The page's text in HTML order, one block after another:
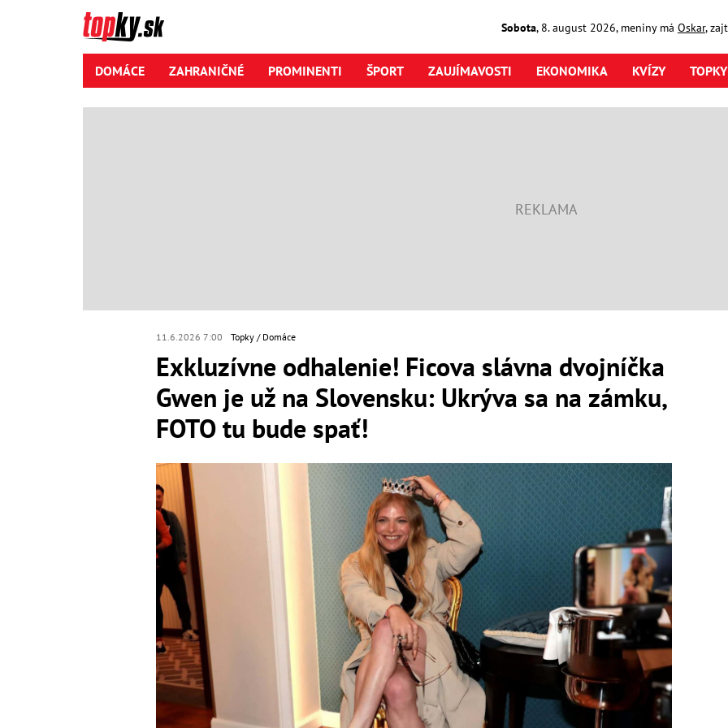
Sobota, 8. august2026, meniny má Oskar,
DOMÁCE ZAHRANIČNÉ PROMINENTI ŠPORT ZAUJÍMAVOSTI EKONOMIKA KVÍZY
11.6.2026 7:00 Topky Domáce
Exkluzívne odhalenie! Ficova slávna dvojníčka
Gwen je už na Slovensku: Ukrýva sa na zámku,
FOTO tu bude spať!